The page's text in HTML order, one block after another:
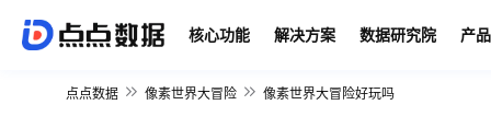
核心功能 解决方案 数据研究院 产
点点数据 像素世界大冒险 像素世界大冒险好玩吗